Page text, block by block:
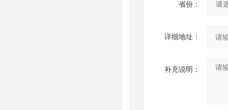
省份：
详细地址：
补充说明：